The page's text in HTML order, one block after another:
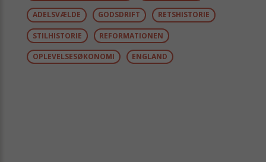
ADELSVÆLDE GODSDRIFT RETSHISTORIE
STILHISTORIE REFORMATIONEN
OPLEVELSESØKONOMI ENGLAND